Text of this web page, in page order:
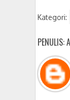
Kategori:
PENULIS: